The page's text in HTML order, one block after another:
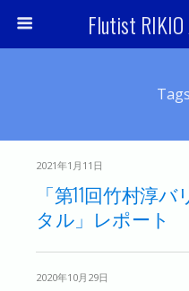
Flutist
2021年1月11日
「第11回竹村淳
タル」レポート
2020年10月29日